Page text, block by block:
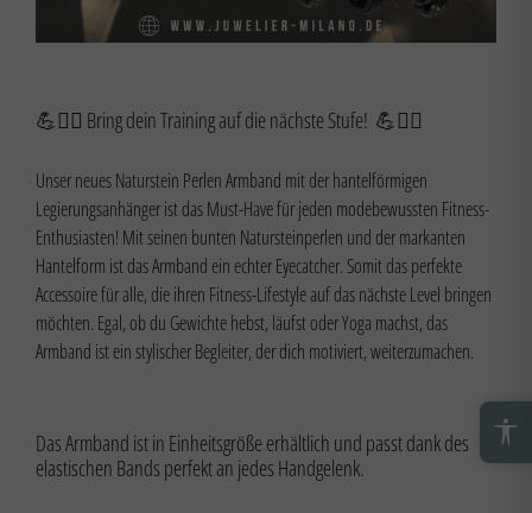
💪🏋️‍♀️ Bring dein Training auf die nächste Stufe! 💪🏋️‍♂️
Unser neues Naturstein Perlen Armband mit der hantelförmigen
Legierungsanhänger ist das Must-Have für jeden modebewussten Fitness-
Enthusiasten! Mit seinen bunten Natursteinperlen und der markanten
Hantelform ist das Armband ein echter Eyecatcher. Somit das perfekte
Accessoire für alle, die ihren Fitness-Lifestyle auf das nächste Level bringen
möchten. Egal, ob du Gewichte hebst, läufst oder Yoga machst, das
Armband ist ein stylischer Begleiter, der dich motiviert, weiterzumachen.
Das Armband ist in Einheitsgröße erhältlich und passt dank des
elastischen Bands perfekt an jedes Handgelenk.